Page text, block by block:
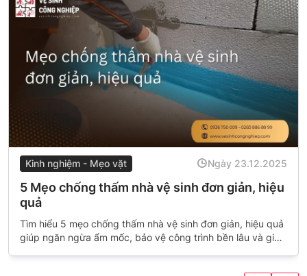
Kinh nghiệm - Mẹo vặt Ngày 23.12.2025
5 Mẹo chống thấm nhà vệ sinh đơn giản, hiệu
quả
Tìm hiểu 5 mẹo chống thấm nhà vệ sinh đơn giản, hiệu quả
giúp ngăn ngừa ẩm mốc, bảo vệ công trình bền lâu và giữ